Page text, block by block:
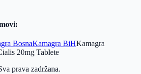
BosnaKamagra BiHKamagra
20mg Tablete
prava zadržana.